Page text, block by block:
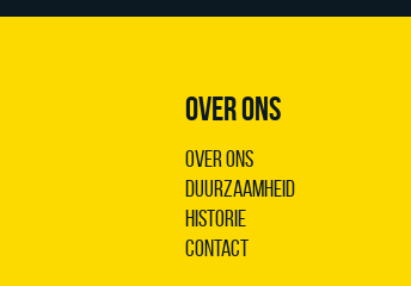
OVER ONS
Over ons
Duurzaamheid
Historie
Contact